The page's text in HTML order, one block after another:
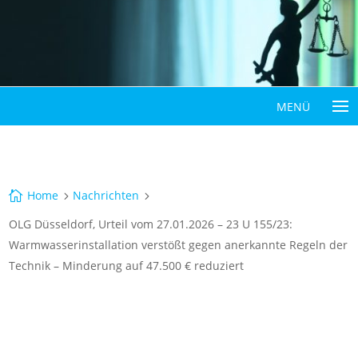
 Home 5 Nachrichten 5
OLG Düsseldorf, Urteil vom 27.01.2026 – 23 U 155/23:
Warmwasserinstallation verstößt gegen anerkannte Regeln der
Technik – Minderung auf 47.500 € reduziert